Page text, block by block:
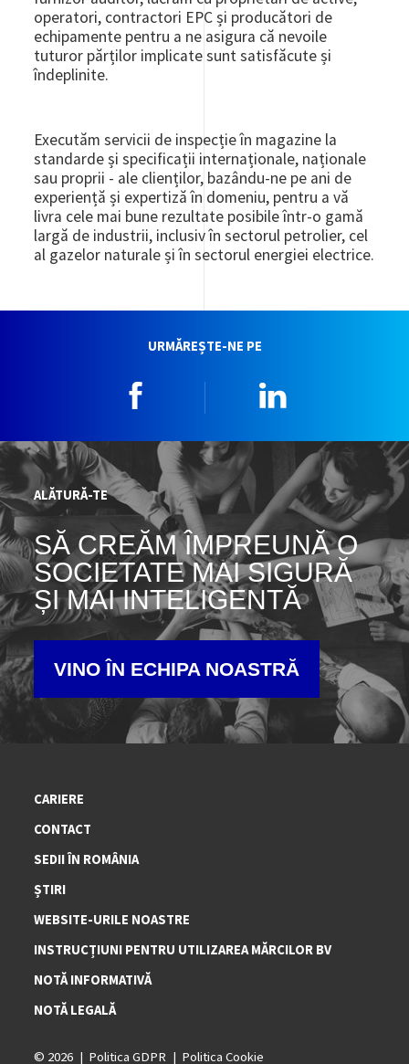
operatori, contractori EPC și producători de
echipamente pentru a ne asigura că nevoile
tuturor părților implicate sunt satisfăcute și
îndeplinite.
Executăm servicii de inspecție în magazine la
standarde și specificații internaționale, naționale
sau proprii - ale clienților, bazându-ne pe ani de
experiență și expertiză în domeniu, pentru a vă
livra cele mai bune rezultate posibile într-o gamă
largă de industrii, inclusiv în sectorul petrolier, cel
al gazelor naturale și în sectorul energiei electrice.
URMĂREȘTE-NE PE
ALĂTURĂ-TE
SĂ CREĂM ÎMPREUNĂ O
SOCIETATE MAI SIGURĂ
ȘI MAI INTELIGENTĂ
VINO ÎN ECHIPA NOASTRĂ
CARIERE
CONTACT
SEDII ÎN ROMÂNIA
ȘTIRI
WEBSITE-URILE NOASTRE
INSTRUCȚIUNI PENTRU UTILIZAREA MĂRCILOR BV
NOTĂ INFORMATIVĂ
NOTĂ LEGALĂ
© 2026 Politica GDPR Politica Cookie